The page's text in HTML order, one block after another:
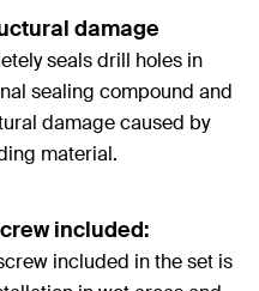
damage
seals drill holes in
sealing compound and
damage caused by
material.
included:
included in the set is